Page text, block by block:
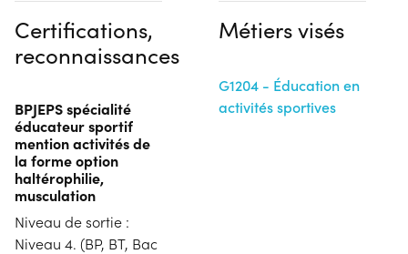
Certifications,
reconnaissances
BPJEPS spécialité
éducateur sportif
mention activités de
la forme option
haltérophilie,
musculation
Niveau de sortie :
Niveau 4. (BP, BT, Bac
Métiers visés
G1204 - Éducation en
activités sportives